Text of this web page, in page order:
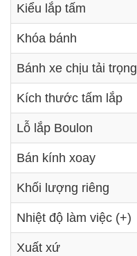
Kiểu lắp tấm
Khóa bánh
Bánh xe chịu tải trọng
Kích thước tấm lắp
Lỗ lắp Boulon
Bán kính xoay
Khối lượng riêng
Nhiệt độ làm việc (+)
Xuất xứ